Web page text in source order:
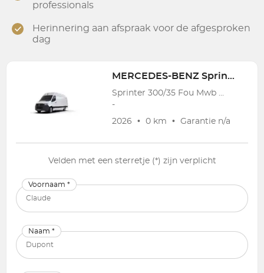
professionals
Herinnering aan afspraak voor de afgesproken
dag
MERCEDES-BENZ Sprinter 300/35 Fou Mwb Hr Dsl
Sprinter 300/35 Fou Mwb Hr Dsl Sprinter 315 2.0 CDI L2H2 RWD Pro
-
2026 • 0 km • Garantie n/a
Velden met een sterretje (*) zijn verplicht
Voornaam *
Naam *